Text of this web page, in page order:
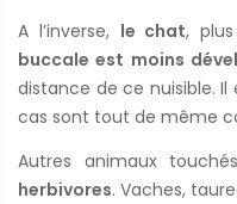
A l’inverse, le chat, plus
buccale est moins
distance de ce nuisible.
cas sont tout de même
Autres animaux
herbivores. Vaches,